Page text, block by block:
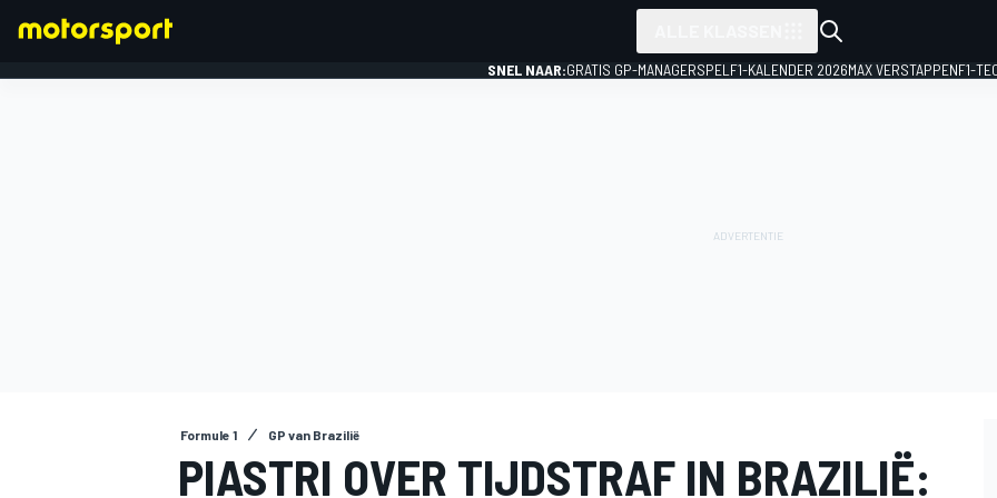
SNEL NAAR:GRATIS GP-MANAGERSPEL F1-KALENDER 2026MAX VERSTAPPENF1-
Formule 1 GP van Brazilië
PIASTRI OVER TIJDSTRAF IN BRAZILIË: